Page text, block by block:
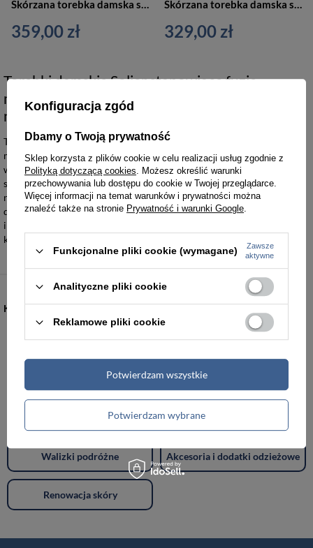
359,00 zł 329,00 zł
Torebki damskie Solier stanowiące fuzję
minimalistycznej formy z najwyższą jakością
naturalnej skóry
Torebki damskie Solier to zaawansowane konstrukcyjnie torby
miejskie, shopperki oraz listonoszki, wytwarzane z
wyselekcjonowanej skóry naturalnej o gładkiej lub fakturowanej
strukturze. Produkty te zostały zaprojektowane jako wytrzymałe
narzędzia do codziennej organizacji przedmiotów osobistych i
dokumentów, zapewniając pełną odporność na deformacje oraz
intensywną eksploatację. Dominują tu fasony o dużej pojemności,
które łączą surową estetykę z techniczną precyzją wykonania detali.
KATEGORIE
Torebki damskie Torby damskie
Torby męskie Teczki męskie
Walizki podróżne Akcesoria i dodatki odzieżowe
Renowacja skóry
Konfiguracja zgód
Dbamy o Twoją prywatność
Sklep korzysta z plików cookie w celu realizacji usług zgodnie z
Polityką dotyczącą cookies. Możesz określić warunki
przechowywania lub dostępu do cookie w Twojej przeglądarce.
Więcej informacji na temat warunków i prywatności można
znaleźć także na stronie Prywatność i warunki Google.
Funkcjonalne pliki cookie (wymagane)
Zawsze
aktywne
Analityczne pliki cookie
Reklamowe pliki cookie
Potwierdzam wybrane
Potwierdzam wszystkie